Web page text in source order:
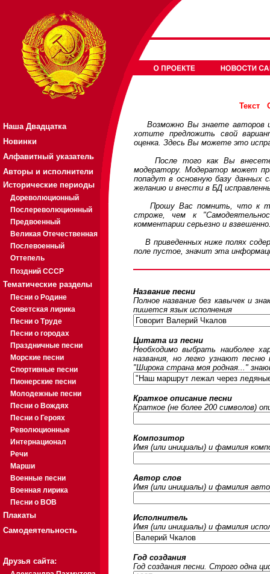
Наша Двадцатка
Новинки
Алфавитный указатель
Авторы и исполнители
Исторические периоды
Дореволюционный
Послереволюционный
Предвоенный
Великая Отечественная
Послевоенный
Оттепель
Поздний СССР
Тематические разделы
Песни о Родине
Советская лирика
Песни о Труде
Песни о городах
Праздничные песни
Морские песни
Спортивные песни
Пионерские песни
Молодежные песни
Песни о Вождях
Песни о Героях
Революционные
Интернационал
Речи
Марши
Военные песни
Военная лирика
Песни о ВОВ
Плакаты
Самодеятельность
Друзья сайта:
Текст
Возможно Вы знаете авторов
хотите предложить свой
оценка. Здесь Вы можете это
После того как Вы внесете
модератору. Модератор может
попадут в основную базу
желанию и внести в БД
Прошу Вас помнить, что к
строже, чем к
комментарии серьезно и
В приведенных ниже полях
поле пустое, значит эта
Название песни
Полное название без кавычек и
пишется язык исполнения
Цитата из песни
Необходимо выбрать наиболее
названия, но легко узнают
"Широка страна моя родная..."
Краткое описание песни
Краткое (не более 200 символов)
Композитор
Имя (или инициалы) и фамилия
Автор слов
Имя (или инициалы) и фамилия
Исполнитель
Имя (или инициалы) и фамилия
Год создания
Год создания песни. Строго одна